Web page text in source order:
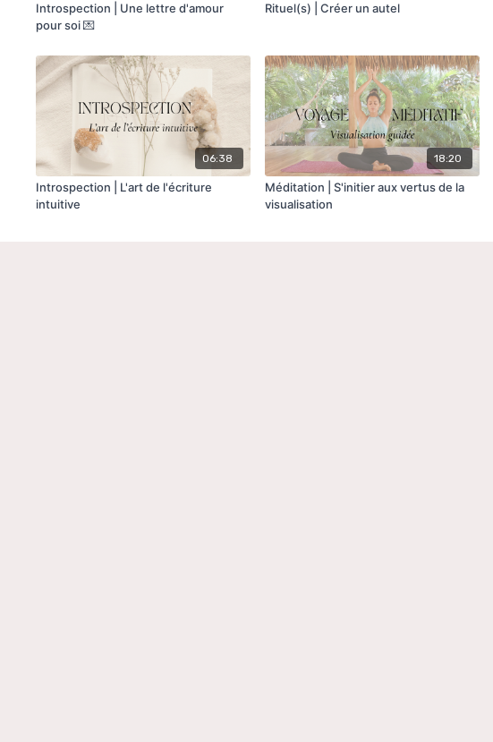
Introspection | Une lettre d'amour
pour soi 💌
Rituel(s) | Créer un autel
06:38
Introspection | L'art de l'écriture
intuitive
18:20
Méditation | S'initier aux vertus de la
visualisation